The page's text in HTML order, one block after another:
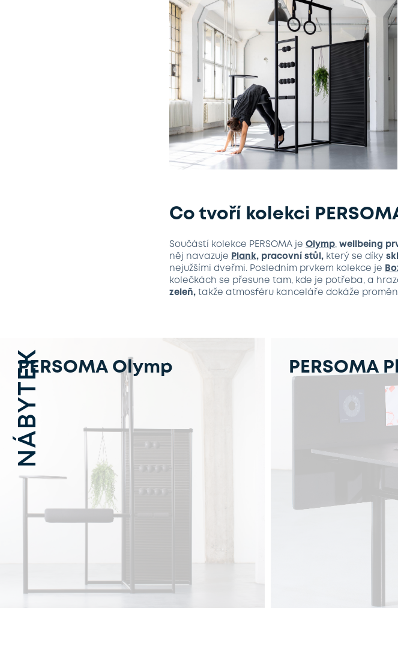
Co tvoří kolekci
Součástí kolekce PERSOMA je Olymp, wellbeing
něj navazuje Plank, pracovní stůl, který se díky
nejužšími dveřmi. Posledním prvkem kolekce je B
kolečkách se přesune tam, kde je potřeba, a
zeleň, takže atmosféru kanceláře dokáže
PERSOMA Olymp PERSOMA